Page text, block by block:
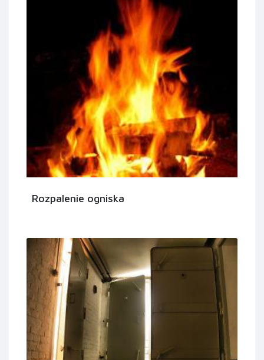
Rozpalenie ogniska